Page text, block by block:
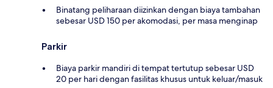
Binatang peliharaan diizinkan dengan biaya tambahan
sebesar USD 150 per akomodasi, per masa menginap
Parkir
Biaya parkir mandiri di tempat tertutup sebesar USD
20 per hari dengan fasilitas khusus untuk keluar/masuk